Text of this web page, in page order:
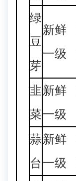
绿
豆
芽
新鲜
一级
韭
菜
新鲜
一级
蒜
台
新鲜
一级